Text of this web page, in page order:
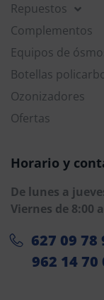
Repuestos
Complementos
Equipos de
Botellas
Ozonizadores
Ofertas
Horario y
De lunes a
Viernes de 8:00
627 09 78
962 14 70